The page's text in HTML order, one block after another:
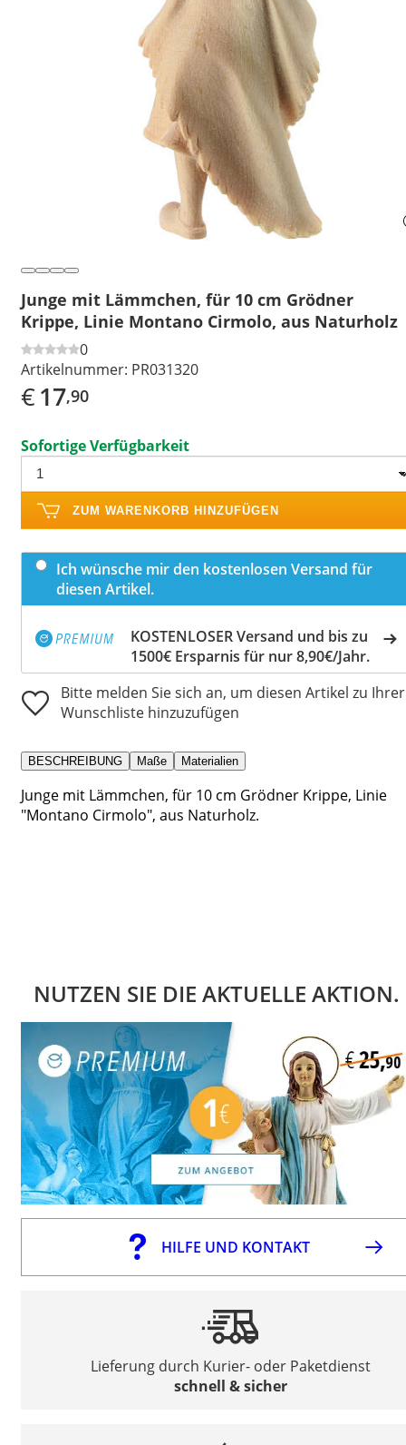
Junge mit Lämmchen, für 10 cm Grödner
Krippe, Linie Montano Cirmolo, aus Naturholz
0
Artikelnummer: PR031320
€17,90
Sofortige Verfügbarkeit
ZUM WARENKORB HINZUFÜGEN
Ich wünsche mir den kostenlosen Versand für
diesen Artikel.
KOSTENLOSER Versand und bis zu
1500€ Ersparnis für nur 8,90€/Jahr.
Bitte melden Sie sich an, um diesen Artikel zu Ihrer
Wunschliste hinzuzufügen
BESCHREIBUNG Maße Materialien
Junge mit Lämmchen, für 10 cm Grödner Krippe, Linie
"Montano Cirmolo", aus Naturholz.
NUTZEN SIE DIE AKTUELLE AKTION.
HILFE UND KONTAKT
Lieferung durch Kurier- oder Paketdienst
schnell & sicher